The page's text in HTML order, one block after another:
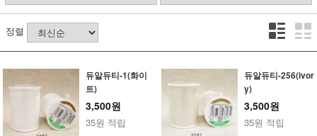
정렬
듀알듀티-1(화이
트)
3,500원
35원 적립
듀알듀티-256(ivor
y)
3,500원
35원 적립